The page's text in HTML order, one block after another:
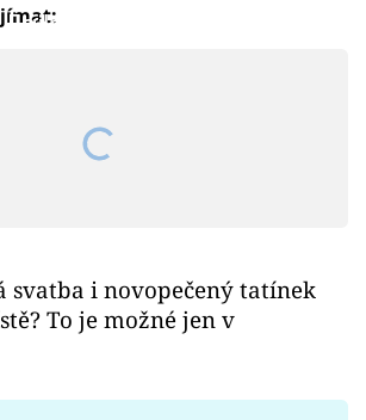
Failed to fetch
svatba i novopečený tatínek
To je možné jen v